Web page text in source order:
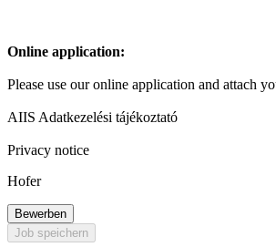
Online application:
Please use our online application and attach
AIIS Adatkezelési tájékoztató
Privacy notice
Hofer
Bewerben
Job speichern